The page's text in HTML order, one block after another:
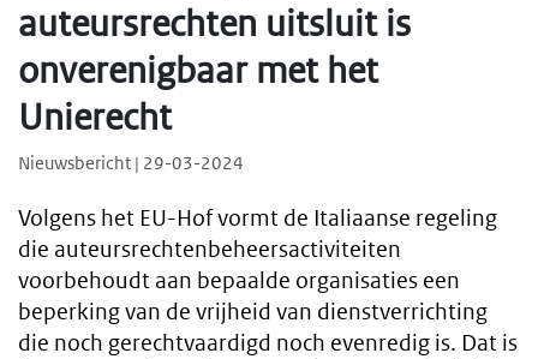
auteursrechten uitsluit is
onverenigbaar met het
Unierecht
Nieuwsbericht | 29-03-2024
Volgens het EU-Hof vormt de Italiaanse regeling
die auteursrechtenbeheersactiviteiten
voorbehoudt aan bepaalde organisaties een
beperking van de vrijheid van dienstverrichting
die noch gerechtvaardigd noch evenredig is. Dat is